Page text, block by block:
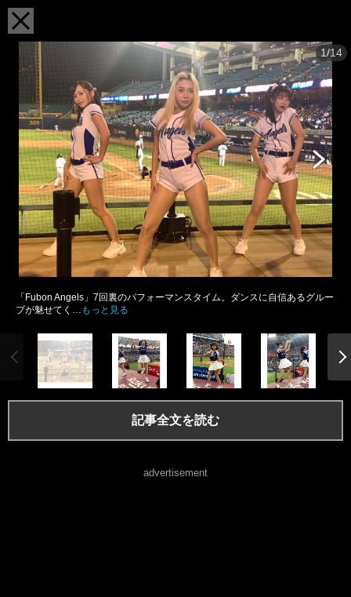
1/14
「Fubon Angels」7回裏のパフォーマンスタイム。ダンスに自信あるグルー
プが魅せてく…
もっと見る
記事全文を読む
advertisement